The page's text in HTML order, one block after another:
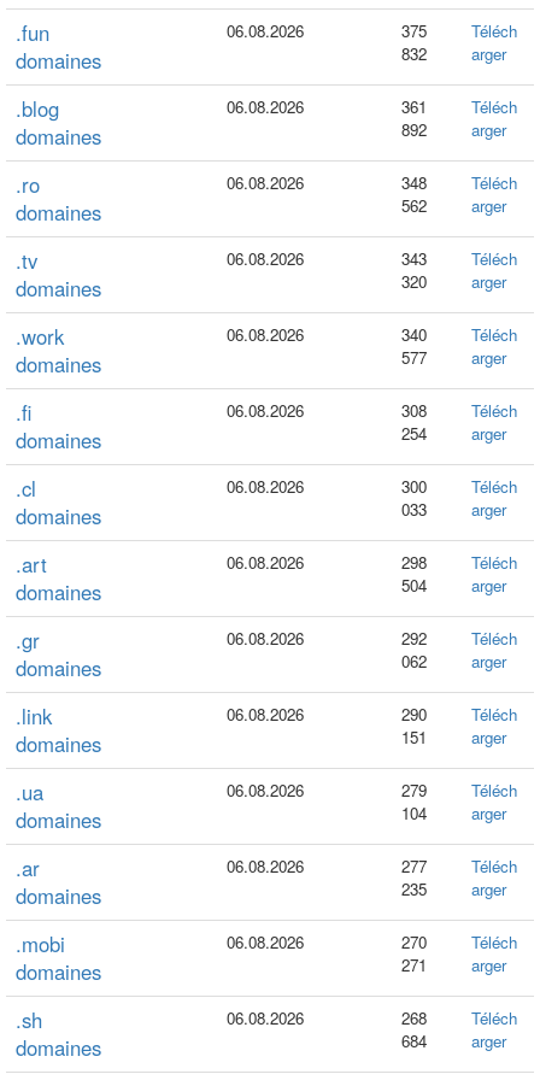
.fun
domaines
06.08.2026
375
832
Téléch
arger
.blog
domaines
06.08.2026
361
892
Téléch
arger
.ro
domaines
06.08.2026
348
562
Téléch
arger
.tv
domaines
06.08.2026
343
320
Téléch
arger
.work
domaines
06.08.2026
340
577
Téléch
arger
.fi
domaines
06.08.2026
308
254
Téléch
arger
.cl
domaines
06.08.2026
300
033
Téléch
arger
.art
domaines
06.08.2026
298
504
Téléch
arger
.gr
domaines
06.08.2026
292
062
Téléch
arger
.link
domaines
06.08.2026
290
151
Téléch
arger
.ua
domaines
06.08.2026
279
104
Téléch
arger
.ar
domaines
06.08.2026
277
235
Téléch
arger
.mobi
domaines
06.08.2026
270
271
Téléch
arger
.sh
domaines
06.08.2026
268
684
Téléch
arger